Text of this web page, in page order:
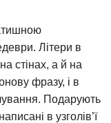
Літери в
стінах, а й на
фразу, і в
Подарують
в узголів’ї